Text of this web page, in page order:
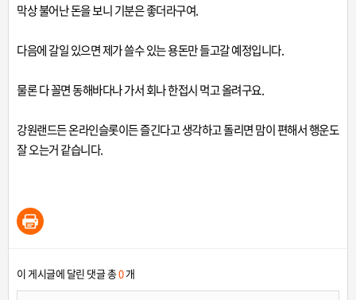
막상 불어난 돈을 보니 기분은 좋더라구여.
다음에 갈일 있으면 제가 쓸수 있는 용돈만 들고갈 예정입니다.
물론 다 꼴면 동해바다나 가서 회나 한접시 먹고 올려구요.
강원랜드든 온라인슬롯이든 즐긴다고 생각하고 돌리면 맘이 편해서 행운도
잘 오는거 같습니다.
이 게시글에 달린 댓글 총0개